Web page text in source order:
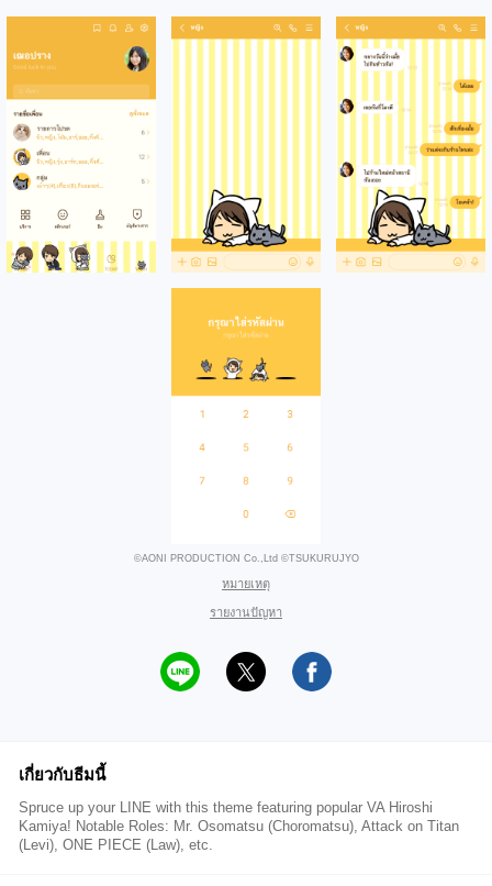
©AONI PRODUCTION Co.,Ltd ©TSUKURUJYO
หมายเหตุ
รายงานปัญหา
เกี่ยวกับธีมนี้
Spruce up your LINE with this theme featuring popular VA Hiroshi
Kamiya! Notable Roles: Mr. Osomatsu (Choromatsu), Attack on Titan
(Levi), ONE PIECE (Law), etc.